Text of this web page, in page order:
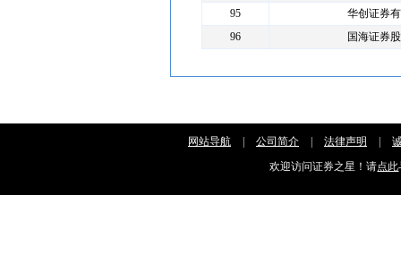
95
华创证券
96
国海证券
网站导航 公司简介 法律声明
欢迎访问证券之星！请点此